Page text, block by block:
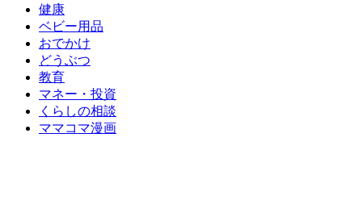
健康
ベビー用品
おでかけ
どうぶつ
教育
マネー・投資
くらしの相談
ママコマ漫画